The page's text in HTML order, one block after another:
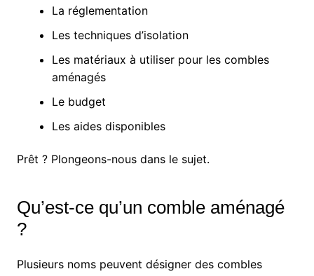
La réglementation
Les techniques d’isolation
Les matériaux à utiliser pour les combles
aménagés
Le budget
Les aides disponibles
Prêt ? Plongeons-nous dans le sujet.
Qu’est-ce qu’un comble aménagé
?
Plusieurs noms peuvent désigner des combles